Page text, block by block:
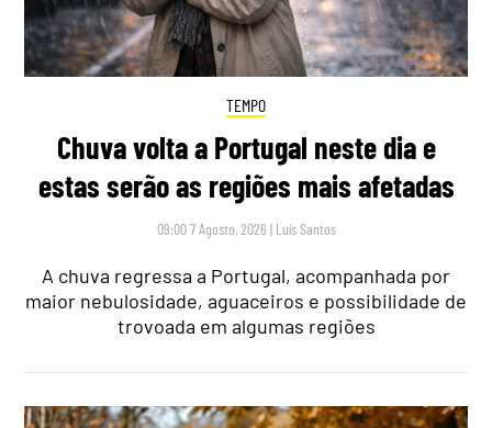
TEMPO
Chuva volta a Portugal neste dia e
estas serão as regiões mais afetadas
09:00 7 Agosto, 2026 | Luís Santos
A chuva regressa a Portugal, acompanhada por
maior nebulosidade, aguaceiros e possibilidade de
trovoada em algumas regiões